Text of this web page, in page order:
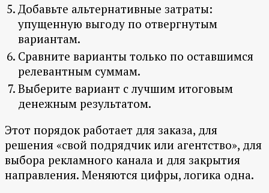
Добавьте альтернативные затраты:
упущенную выгоду по отвергнутым
вариантам.
Сравните варианты только по оставшимся
релевантным суммам.
Выберите вариант с лучшим итоговым
денежным результатом.
Этот порядок работает для заказа, для
решения «свой подрядчик или агентство», для
выбора рекламного канала и для закрытия
направления. Меняются цифры, логика одна.